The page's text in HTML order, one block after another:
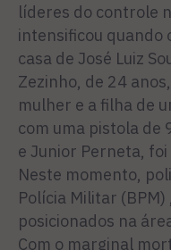
líderes do controle
intensificou quando
casa de José Luiz
Zezinho, de 24
mulher e a filha de
com uma pistola de
e Junior Perneta,
Neste momento,
Polícia Militar (BPM)
posicionados na
Com o marginal